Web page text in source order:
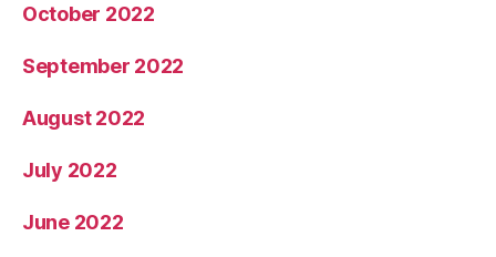
October 2022
September 2022
August 2022
July 2022
June 2022